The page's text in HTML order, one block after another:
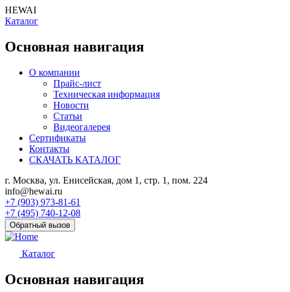
HEWAI
Каталог
Основная навигация
О компании
Прайс-лист
Техническая информация
Новости
Статьи
Видеогалерея
Сертификаты
Контакты
СКАЧАТЬ КАТАЛОГ
г. Москва, ул. Енисейская, дом 1, стр. 1, пом. 224
info@hewai.ru
+7 (903) 973-81-61
+7 (495) 740-12-08
Обратный вызов
Каталог
Основная навигация